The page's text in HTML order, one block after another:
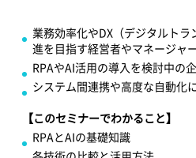
業務効率化やDX（デジタルト
進を目指す経営者やマネージャ
RPAやAI活用の導入を検討中の
システム間連携や高度な自動化
【このセミナーでわかること】
RPAとAIの基礎知識